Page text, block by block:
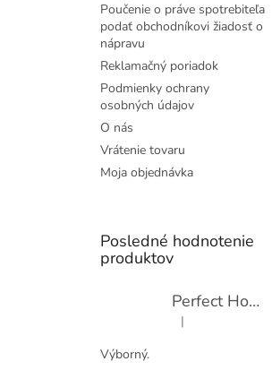
Poučenie o práve spotrebiteľa
podať obchodníkovi žiadosť o
nápravu
Reklamačný poriadok
Podmienky ochrany
osobných údajov
O nás
Vrátenie tovaru
Moja objednávka
Posledné hodnotenie
produktov
Perfect Home Tĺčik na mäso so sekáčikom, 56893
Hodnotenie
|
Výborný.